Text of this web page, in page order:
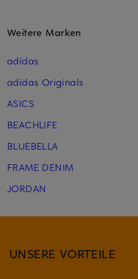
Weitere Marken
adidas
adidas Originals
ASICS
BEACHLIFE
BLUEBELLA
FRAME DENIM
JORDAN
UNSERE VORTEILE